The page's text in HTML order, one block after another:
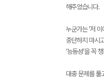
해주었습니다.
누군가는 ’저
중단하지 마시
‘능동성’을 꼭
대충 문제를 풀